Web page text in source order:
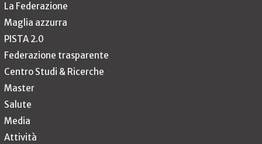
La Federazione
Maglia azzurra
PISTA 2.0
Federazione trasparente
Centro Studi & Ricerche
Master
Salute
Media
Attività